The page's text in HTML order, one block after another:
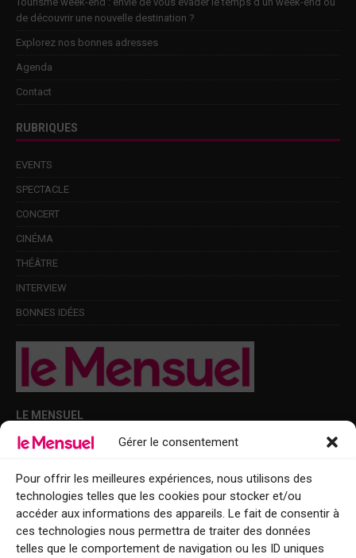
Gérer le consentement
Pour offrir les meilleures expériences, nous utilisons des
technologies telles que les cookies pour stocker et/ou
accéder aux informations des appareils. Le fait de consentir à
ces technologies nous permettra de traiter des données
telles que le comportement de navigation ou les ID uniques
de découvrir une nouvelle destination ?
Explorez nos bonnes adresses
Agenda
Contact
RUBRIQUES
EVENTS
SPECTACLE
CONCERT
CINÉMA
THÉÂTRE
INTERVIEW
BONNES IDÉES
LE MENSUEL
Points de diffusion Var et Alpes-Maritimes : oû trouver Le Mensuel ?
Le Mensuel en PDF : consultez le magazine en ligne
Qui sommes-nous ?
BFM Top Sorties